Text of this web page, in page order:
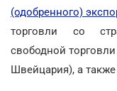
(одобренного)
торговли со
свободной
Швейцария), а